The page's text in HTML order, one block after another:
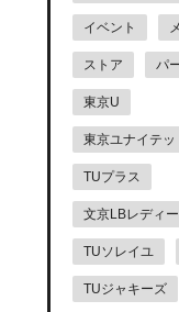
イベント
ストア パ
東京U
東京ユナイテ
TUプラス
文京LBレディ
TUソレイユ
TUジャキーズ